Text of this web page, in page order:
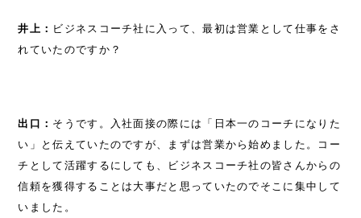
RECRUIT
CONTACT
井上： ビジネスコーチ社に入って、最初は営業として仕事をさ
れていたのですか？
出口： そうです。入社面接の際には「日本一のコーチになりた
い」と伝えていたのですが、まずは営業から始めました。コー
チとして活躍するにしても、ビジネスコーチ社の皆さんからの
信頼を獲得することは大事だと思っていたのでそこに集中して
いました。